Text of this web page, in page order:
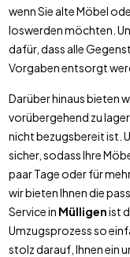
wenn Sie alte Möbel
loswerden möchten.
dafür, dass alle
Vorgaben entsorgt
Darüber hinaus bieten
vorübergehend zu
nicht bezugsbereit ist.
sicher, sodass Ihre
paar Tage oder für
wir bieten Ihnen die
Service in Mülligenist
Umzugsprozess so
stolz darauf, Ihnen ein